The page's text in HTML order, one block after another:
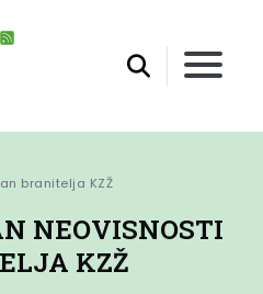
branitelja KZŽ
NEOVISNOSTI
KZŽ